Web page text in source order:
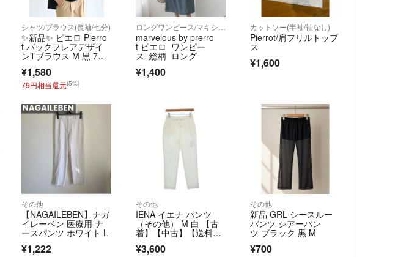
シャツ/ブラウス(長袖/七分)
✨️新品✨️ ピエロ Pierro
t バックフレアデザイ
ンTブラウス M 黒 7分
¥1,580
79円相当還元(5%)
marvelous by prerro
t ピエロ ワンピー
ス 総柄 ロング
¥1,400
カットソー(半袖/袖なし)
Pierrot/肩フリルトップ
ス
¥1,600
その他
【NAGAILEBEN】ナガ
イレーベン 医療用 ナ
ースパンツ ホワイト L
¥1,222
その他
IENA イエナ パンツ
（その他） M 白 【古
着】【中古】【送料無
¥3,600
その他
新品 GRL シースルー
パンツ シアーパン
ツ ブラック 黒 M
¥700